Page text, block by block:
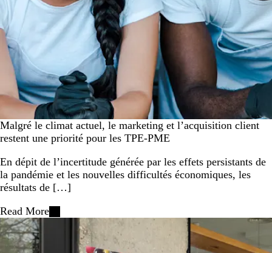
Malgré le climat actuel, le marketing et l’acquisition client
restent une priorité pour les TPE-PME
En dépit de l’incertitude générée par les effets persistants de
la pandémie et les nouvelles difficultés économiques, les
résultats de […]
Read More